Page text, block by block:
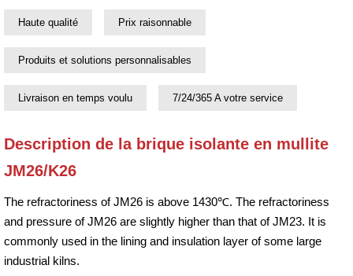
Haute qualité Prix raisonnable
Produits et solutions personnalisables
Livraison en temps voulu 7/24/365 A votre service
Description de la brique isolante en mullite
JM26/K26
The refractoriness of JM26 is above 1430℃. The refractoriness
and pressure of JM26 are slightly higher than that of JM23. It is
commonly used in the lining and insulation layer of some large
industrial kilns.